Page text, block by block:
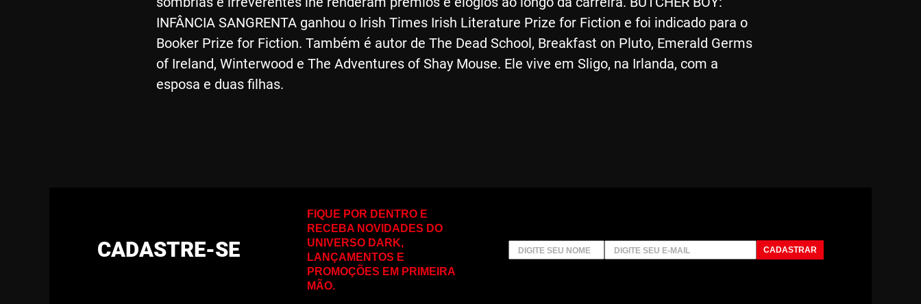
INFÂNCIA SANGRENTA ganhou o Irish Times Irish Literature Prize for Fiction e foi indicado para o
Booker Prize for Fiction. Também é autor de The Dead School, Breakfast on Pluto, Emerald Germs
of Ireland, Winterwood e The Adventures of Shay Mouse. Ele vive em Sligo, na Irlanda, com a
esposa e duas filhas.
CADASTRE-SE
FIQUE POR DENTRO E
RECEBA NOVIDADES DO
UNIVERSO DARK,
LANÇAMENTOS E
PROMOÇÕES EM PRIMEIRA
MÃO.
CADASTRAR